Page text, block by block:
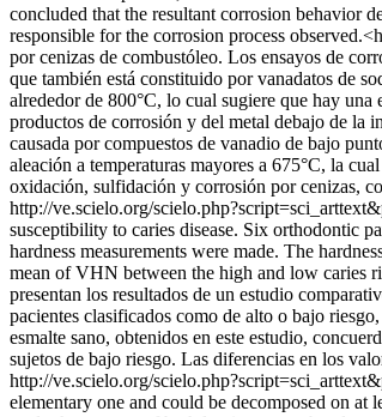
concluded that the resultant corrosion behavior
responsible for the corrosion process
por cenizas de combustóleo. Los ensayos de
que también está constituido por vanadatos de
alrededor de 800°C, lo cual sugiere que hay
productos de corrosión y del metal debajo de la
causada por compuestos de vanadio de bajo
aleación a temperaturas mayores a 675°C, la
oxidación, sulfidación y corrosión por cenizas,
http://ve.scielo.org/
susceptibility to caries disease. Six orthodontic
hardness measurements were made. The
mean of VHN between the high and low caries
presentan los resultados de un estudio
pacientes clasificados como de alto o bajo
esmalte sano, obtenidos en este estudio,
sujetos de bajo riesgo. Las diferencias en los
http://ve.scielo.org/
elementary one and could be decomposed on